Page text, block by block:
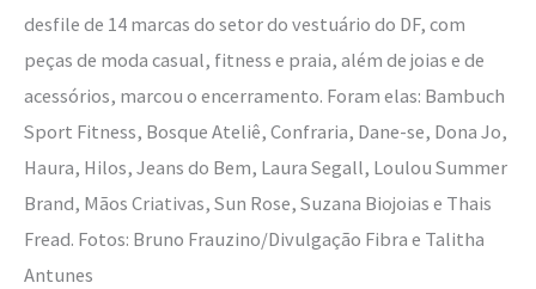
desfile de 14 marcas do setor do vestuário do DF, com
peças de moda casual, fitness e praia, além de joias e de
acessórios, marcou o encerramento. Foram elas: Bambuch
Sport Fitness, Bosque Ateliê, Confraria, Dane-se, Dona Jo,
Haura, Hilos, Jeans do Bem, Laura Segall, Loulou Summer
Brand, Mãos Criativas, Sun Rose, Suzana Biojoias e Thais
Fread. Fotos: Bruno Frauzino/Divulgação Fibra e Talitha
Antunes